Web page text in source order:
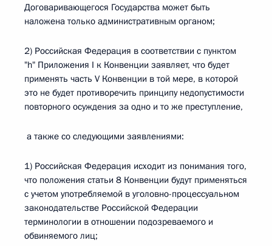
Договаривающегося Государства может быть
наложена только административным органом;
2) Российская Федерация в соответствии с пунктом
"h" Приложения I к Конвенции заявляет, что будет
применять часть V Конвенции в той мере, в которой
это не будет противоречить принципу недопустимости
повторного осуждения за одно и то же преступление,
а также со следующими заявлениями:
1) Российская Федерация исходит из понимания того,
что положения статьи 8 Конвенции будут применяться
с учетом употребляемой в уголовно-процессуальном
законодательстве Российской Федерации
терминологии в отношении подозреваемого и
обвиняемого лиц;